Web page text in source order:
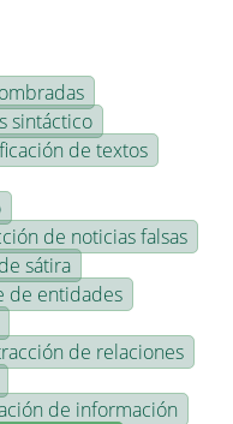
sintáctico
de textos
de noticias falsas
sátira
de entidades
de relaciones
de información